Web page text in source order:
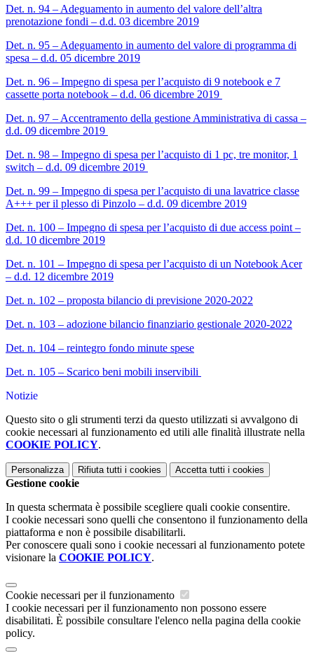
Det. n. 94 – Adeguamento in aumento del valore dell’altra
prenotazione fondi – d.d. 03 dicembre 2019
Det. n. 95 – Adeguamento in aumento del valore di programma di
spesa – d.d. 05 dicembre 2019
Det. n. 96 – Impegno di spesa per l’acquisto di 9 notebook e 7
cassette porta notebook – d.d. 06 dicembre 2019
Det. n. 97 – Accentramento della gestione Amministrativa di cassa –
d.d. 09 dicembre 2019
Det. n. 98 – Impegno di spesa per l’acquisto di 1 pc, tre monitor, 1
switch – d.d. 09 dicembre 2019
Det. n. 99 – Impegno di spesa per l’acquisto di una lavatrice classe
A+++ per il plesso di Pinzolo – d.d. 09 dicembre 2019
Det. n. 100 – Impegno di spesa per l’acquisto di due access point –
d.d. 10 dicembre 2019
Det. n. 101 – Impegno di spesa per l’acquisto di un Notebook Acer
– d.d. 12 dicembre 2019
Det. n. 102 – proposta bilancio di previsione 2020-2022
Det. n. 103 – adozione bilancio finanziario gestionale 2020-2022
Det. n. 104 – reintegro fondo minute spese
Det. n. 105 – Scarico beni mobili inservibili
Notizie
Questo sito o gli strumenti terzi da questo utilizzati si avvalgono di
cookie necessari al funzionamento ed utili alle finalità illustrate nella
COOKIE POLICY.
Personalizza Rifiuta tutti i cookies Accetta tutti i cookies
Gestione cookie
In questa schermata è possibile scegliere quali cookie consentire.
I cookie necessari sono quelli che consentono il funzionamento della
piattaforma e non è possibile disabilitarli.
Per conoscere quali sono i cookie necessari al funzionamento potete
visionare la COOKIE POLICY.
Cookie necessari per il funzionamento
I cookie necessari per il funzionamento non possono essere
disabilitati. È possibile consultare l'elenco nella pagina della cookie
policy.